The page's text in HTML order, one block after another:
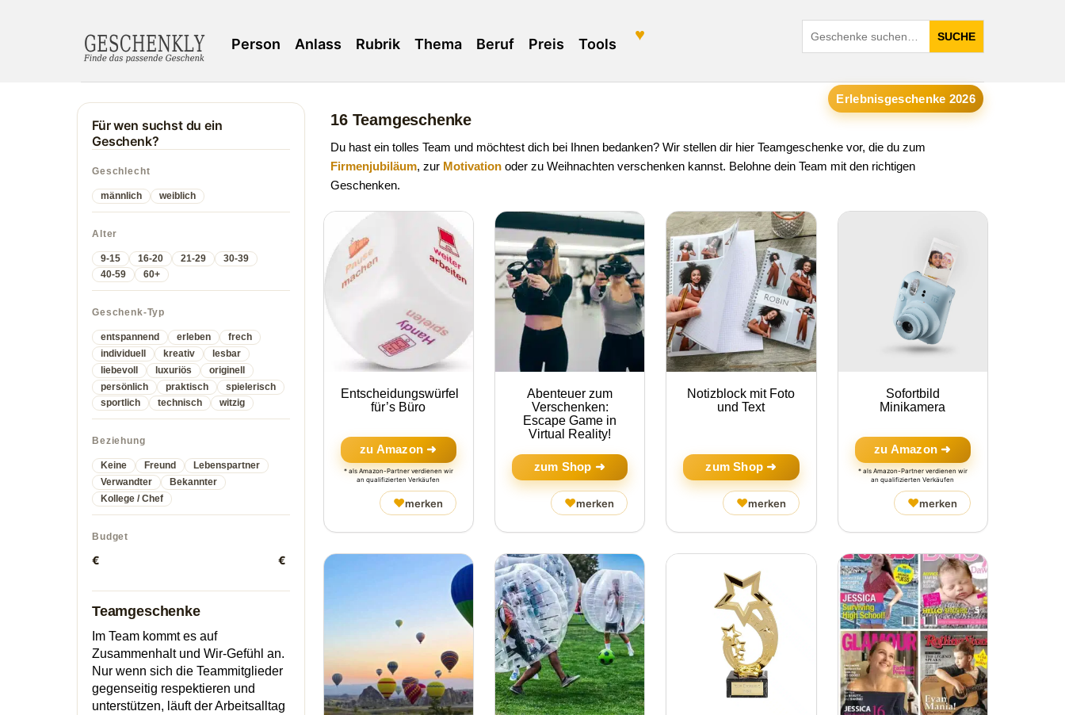
SUCHE
Person Anlass Rubrik Thema Beruf Preis Tools
Erlebnisgeschenke 2026
♥
16 Teamgeschenke
Du hast ein tolles Team und möchtest dich bei Ihnen bedanken? Wir stellen dir hier Teamgeschenke vor, die du zum
Firmenjubiläum, zur Motivation oder zu Weihnachten verschenken kannst. Belohne dein Team mit den richtigen
Geschenken.
Entscheidungswürfel
für’s Büro
zu Amazon ➜
* als Amazon-Partner verdienen wir
an qualifizierten Verkäufen
♥merken
Abenteuer zum
Verschenken:
Escape Game in
Virtual Reality!
zum Shop ➜
♥merken
Notizblock mit Foto
und Text
zum Shop ➜
♥merken
Sofortbild
Minikamera
zu Amazon ➜
* als Amazon-Partner verdienen wir
an qualifizierten Verkäufen
♥merken
Für wen suchst du ein
Geschenk?
Geschlecht
männlich weiblich
Alter
9-15 16-20 21-29
30-39
40-59
60+
Geschenk-Typ
entspannend erleben
frech
individuell
kreativ
lesbar
liebevoll
luxuriös
originell
persönlich
praktisch
spielerisch
sportlich
technisch witzig
Beziehung
Keine Freund
Lebenspartner
Verwandter
Bekannter
Kollege / Chef
Budget
€ €
Teamgeschenke
Im Team kommt es auf
Zusammenhalt und Wir-Gefühl an.
Nur wenn sich die Teammitglieder
gegenseitig respektieren und
unterstützen, läuft der Arbeitsalltag